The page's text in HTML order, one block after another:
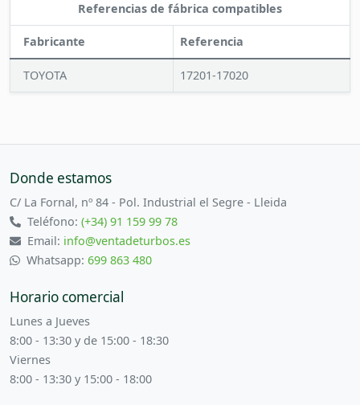
Referencias de fábrica compatibles
Fabricante Referencia
TOYOTA 17201-17020
Donde estamos
C/ La Fornal, nº 84 - Pol. Industrial el Segre - Lleida
Teléfono:(+34) 91 159 99 78
Email: info@ventadeturbos.es
Whatsapp: 699 863 480
Horario comercial
Lunes a Jueves
8:00 - 13:30 y de 15:00 - 18:30
Viernes
8:00 - 13:30 y 15:00 - 18:00